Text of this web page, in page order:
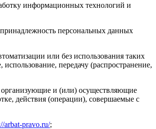
информационных технологий и
персональных данных
или без использования таких
передачу (распространение,
организующие и (или) осуществляющие
действия (операции), совершаемые с
arbat-pravo.ru/;